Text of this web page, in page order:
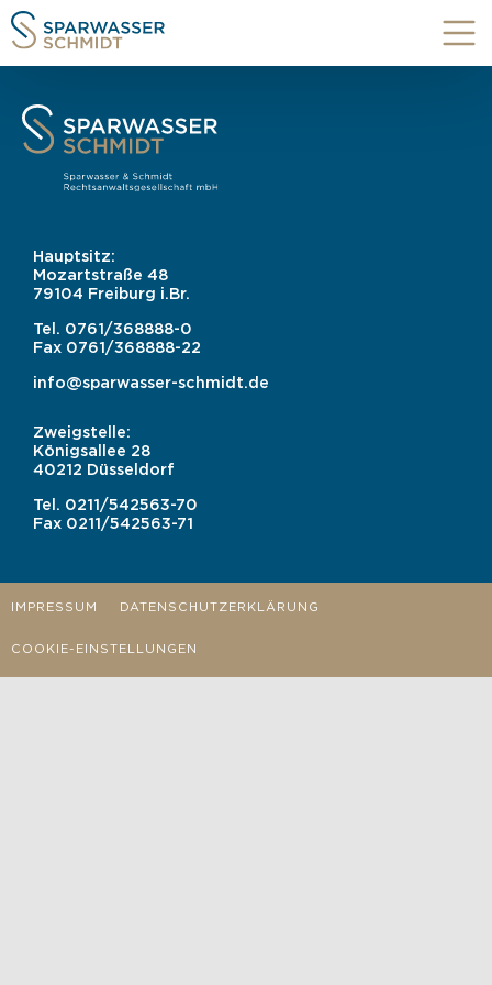
Hauptsitz:
Mozartstraße 48
79104 Freiburg i.Br.
Tel. 0761/368888-0
Fax 0761/368888-22
info@sparwasser-schmidt.de
Zweigstelle:
Königsallee 28
40212 Düsseldorf
Tel. 0211/542563-70
Fax 0211/542563-71
IMPRESSUM DATENSCHUTZERKLÄRUNG
COOKIE-EINSTELLUNGEN